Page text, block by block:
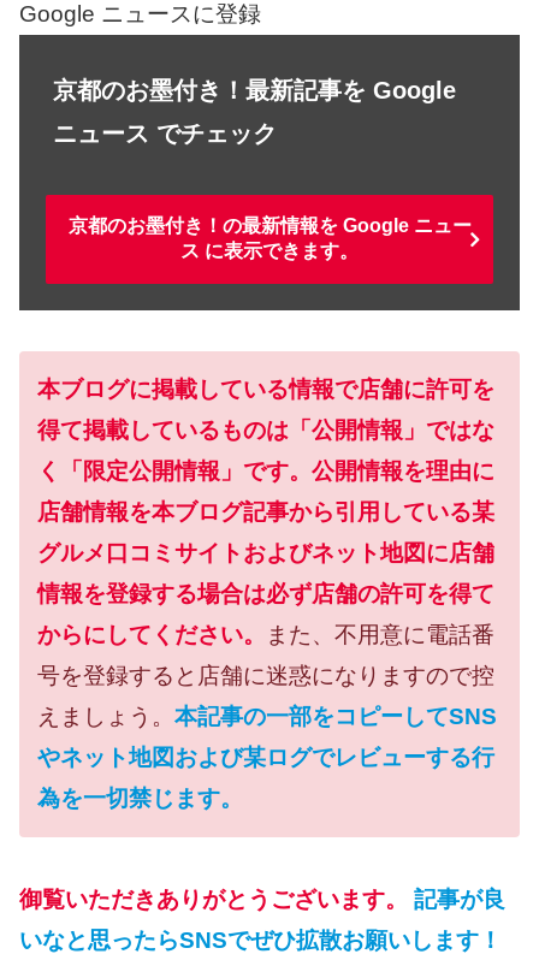
Google ニュースに登録
京都のお墨付き！最新記事を Google
ニュース でチェック
京都のお墨付き！の最新情報を Google ニュー
ス に表示できます。
本ブログに掲載している情報で店舗に許可を
得て掲載しているものは「公開情報」ではな
く「限定公開情報」です。公開情報を理由に
店舗情報を本ブログ記事から引用している某
グルメ口コミサイトおよびネット地図に店舗
情報を登録する場合は必ず店舗の許可を得て
からにしてください。
また、不用意に電話番
号を登録すると店舗に迷惑になりますので控
えましょう。 本記事の一部をコピーしてSNS
やネット地図および某ログでレビューする行
為を一切禁じます。
御覧いただきありがとうございます。
記事が良
いなと思ったらSNSでぜひ拡散お願いします！